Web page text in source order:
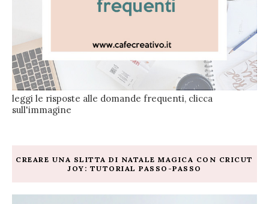
leggi le risposte alle domande frequenti, clicca
sull'immagine
CREARE UNA SLITTA DI NATALE MAGICA CON CRICUT
JOY: TUTORIAL PASSO-PASSO